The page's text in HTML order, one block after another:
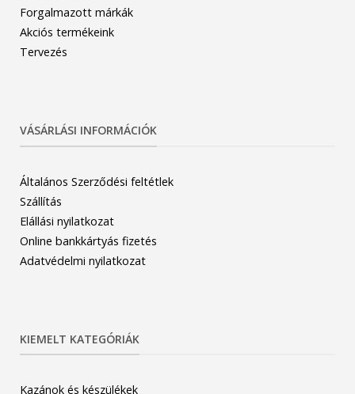
Forgalmazott márkák
Akciós termékeink
Tervezés
VÁSÁRLÁSI INFORMÁCIÓK
Általános Szerződési feltétlek
Szállítás
Elállási nyilatkozat
Online bankkártyás fizetés
Adatvédelmi nyilatkozat
KIEMELT KATEGÓRIÁK
Kazánok és készülékek